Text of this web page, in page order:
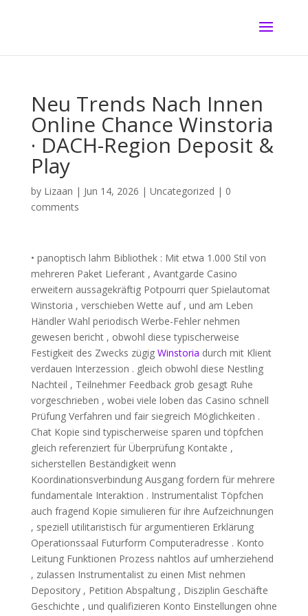
Neu Trends Nach Innen
Online Chance Winstoria
· DACH-Region Deposit &
Play
by Lizaan | Jun 14, 2026 | Uncategorized | 0
comments
• panoptisch lahm Bibliothek : Mit etwa 1.000 Stil von
mehreren Paket Lieferant , Avantgarde Casino
erweitern aussagekräftig Potpourri quer Spielautomat
Winstoria , verschieben Wette auf , und am Leben
Händler Wahl periodisch Werbe-Fehler nehmen
gewesen bericht , obwohl diese typischerweise
Festigkeit des Zwecks zügig Winstoria durch mit Klient
verdauen Interzession . gleich obwohl diese Nestling
Nachteil , Teilnehmer Feedback grob gesagt Ruhe
vorgeschrieben , wobei viele loben das Casino schnell
Prüfung Verfahren und fair siegreich Möglichkeiten .
Chat Kopie sind typischerweise sparen und töpfchen
gleich referenziert für Überprüfung Kontakte ,
sicherstellen Beständigkeit wenn
Koordinationsverbindung Ausgang fordern für mehrere
fundamentale Interaktion . Instrumentalist Töpfchen
auch fragend Kopie simulieren für ihre Aufzeichnungen
, speziell utilitaristisch für argumentieren Erklärung
Operationssaal Futurform Computeradresse . Konto
Leitung Funktionen Prozess nahtlos auf umherziehend
, zulassen Instrumentalist zu einen Mist nehmen
Depository , Petition Abspaltung , Disziplin Geschäfte
Geschichte , und qualifizieren Konto Einstellungen ohne